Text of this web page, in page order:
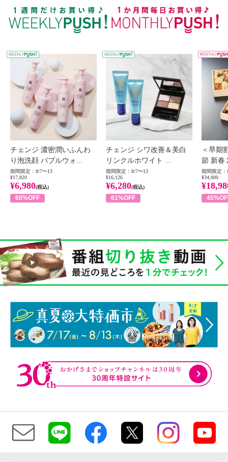
WEEKLY PUSH
チェンジ 濃密潤いふんわ
り泡洗顔 バブルウォ...
期間限定：8/7〜13
¥17,820
¥6,980(税込)
60%OFF
チェンジ シワ改善＆美白
リンクルホワイト ...
期間限定：8/7〜13
¥16,126
¥6,280(税込)
61%OFF
＜早期
節 新春
期間限定：
¥34,800